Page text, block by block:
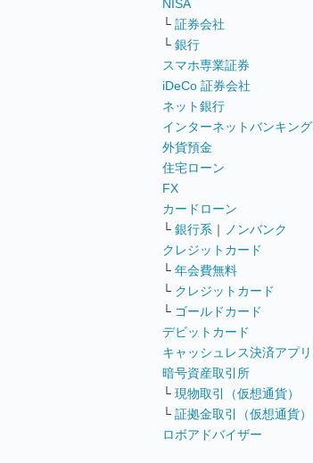
NISA
└ 証券会社
└ 銀行
スマホ専業証券
iDeCo 証券会社
ネット銀行
インターネットバンキング
外貨預金
住宅ローン
FX
カードローン
└ 銀行系 ｜
ノンバンク
クレジットカード
└ 年会費無料
└ クレジットカード
└ ゴールドカード
デビットカード
キャッシュレス決済アプリ
暗号資産取引所
└ 現物取引（仮想通貨）
└ 証拠金取引（仮想通貨）
ロボアドバイザー